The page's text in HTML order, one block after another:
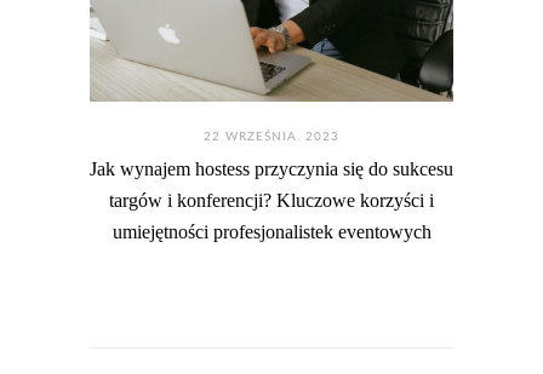
22 WRZEŚNIA. 2023
Jak wynajem hostess przyczynia się do sukcesu
targów i konferencji? Kluczowe korzyści i
umiejętności profesjonalistek eventowych